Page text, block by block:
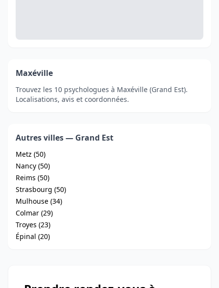
Maxéville
Trouvez les 10 psychologues à Maxéville (Grand Est).
Localisations, avis et coordonnées.
Autres villes — Grand Est
Metz (50)
Nancy (50)
Reims (50)
Strasbourg (50)
Mulhouse (34)
Colmar (29)
Troyes (23)
Épinal (20)